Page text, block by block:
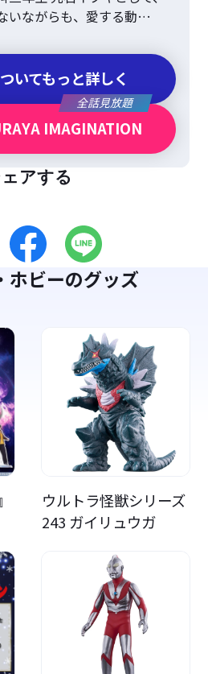
いながらも、愛する動…
いてもっと詳しく
全話見放題
IMAGINATION
アする
ホビーのグッズ
ウルトラ怪獣シリーズ
243 ガイリュウガ